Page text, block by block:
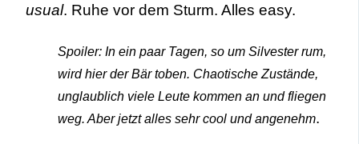
usual. Ruhe vor dem Sturm. Alles easy.
Spoiler: In ein paar Tagen, so um Silvester rum,
wird hier der Bär toben. Chaotische Zustände,
unglaublich viele Leute kommen an und fliegen
weg. Aber jetzt alles sehr cool und angenehm.